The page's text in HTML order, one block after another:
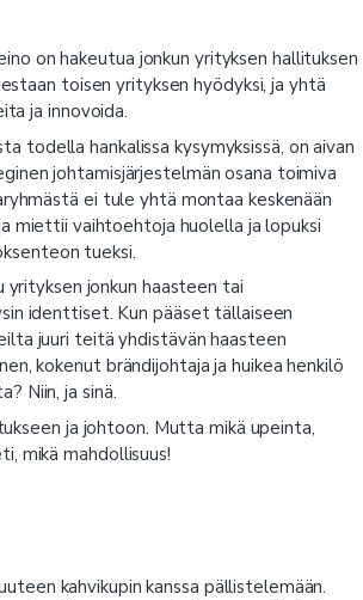
on hakeutua jonkun yrityksen hallituksen
toisen yrityksen hyödyksi, ja yhtä
ja innovoida.
todella hankalissa kysymyksissä, on aivan
johtamisjärjestelmän osana toimiva
ei tule yhtä montaa keskenään
miettii vaihtoehtoja huolella ja lopuksi
tueksi.
jonkun haasteen tai
identtiset. Kun pääset tällaiseen
juuri teitä yhdistävän haasteen
kokenut brändijohtaja ja huikea henkilö
Niin, ja sinä.
ja johtoon. Mutta mikä upeinta,
mikä mahdollisuus!
kahvikupin kanssa pällistelemään.